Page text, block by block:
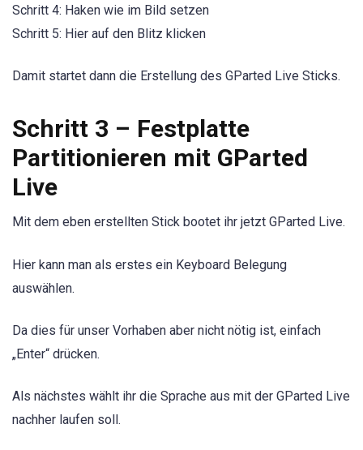
Schritt 4: Haken wie im Bild setzen
Schritt 5: Hier auf den Blitz klicken
Damit startet dann die Erstellung des GParted Live Sticks.
Schritt 3 – Festplatte
Partitionieren mit GParted
Live
Mit dem eben erstellten Stick bootet ihr jetzt GParted Live.
Hier kann man als erstes ein Keyboard Belegung
auswählen.
Da dies für unser Vorhaben aber nicht nötig ist, einfach
„Enter“ drücken.
Als nächstes wählt ihr die Sprache aus mit der GParted Live
nachher laufen soll.